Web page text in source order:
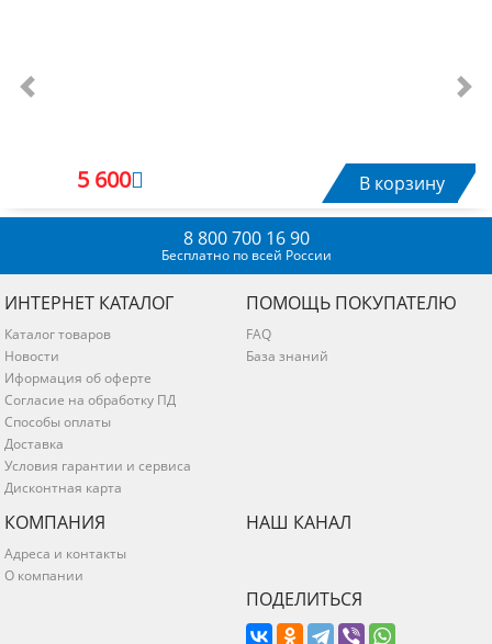
5 600 В корзину
Previous
8 800 700 16 90
Бесплатно по всей России
ИНТЕРНЕТ КАТАЛОГ
Каталог товаров
Новости
Иформация об оферте
Согласие на обработку ПД
Способы оплаты
Доставка
Условия гарантии и сервиса
Дисконтная карта
ПОМОЩЬ ПОКУПАТЕЛЮ
FAQ
База знаний
КОМПАНИЯ
Адреса и контакты
О компании
НАШ КАНАЛ
ПОДЕЛИТЬСЯ